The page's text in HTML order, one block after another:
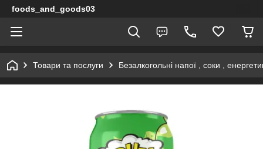
foods_and_goods03
Товари та послуги Безалкогольні напої , соки ,